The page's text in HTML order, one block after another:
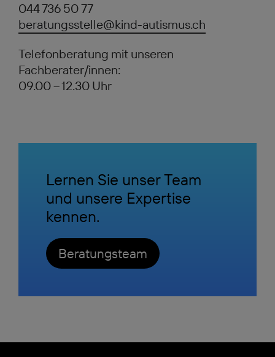
044 736 50 77
beratungsstelle@kind-autismus.ch
Telefonberatung mit unseren
Fachberater/innen:
09.00 – 12.30 Uhr
Lernen Sie unser Team
und unsere Expertise
kennen.
Beratungsteam